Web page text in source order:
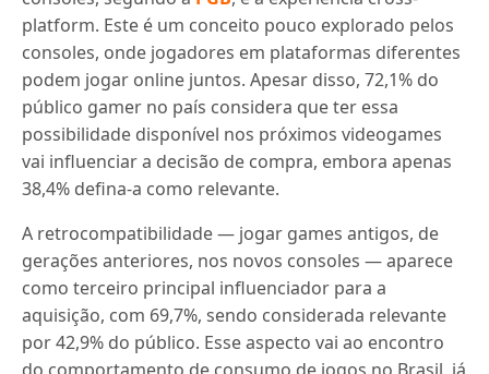
platform. Este é um conceito pouco explorado pelos
consoles, onde jogadores em plataformas diferentes
podem jogar online juntos. Apesar disso, 72,1% do
público gamer no país considera que ter essa
possibilidade disponível nos próximos videogames
vai influenciar a decisão de compra, embora apenas
38,4% defina-a como relevante.
A retrocompatibilidade — jogar games antigos, de
gerações anteriores, nos novos consoles — aparece
como terceiro principal influenciador para a
aquisição, com 69,7%, sendo considerada relevante
por 42,9% do público. Esse aspecto vai ao encontro